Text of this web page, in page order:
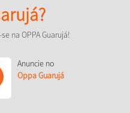
na OPPA Guarujá!
Anuncie no
Oppa Guarujá